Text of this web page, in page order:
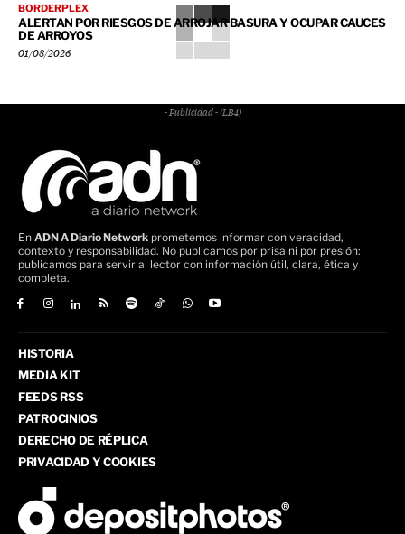
BORDERPLEX
ALERTAN POR RIESGOS DE ARROJAR BASURA Y OCUPAR CAUCES
DE ARROYOS
01/08/2026
- Publicidad - (LB4)
En ADN A Diario Network prometemos informar con veracidad,
contexto y responsabilidad. No publicamos por prisa ni por presión:
publicamos para servir al lector con información útil, clara, ética y
completa.
HISTORIA
MEDIA KIT
FEEDS RSS
PATROCINIOS
DERECHO DE RÉPLICA
PRIVACIDAD Y COOKIES